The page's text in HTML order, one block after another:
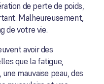
de perte de poids,
Malheureusement,
de votre vie.
avoir des
que la fatigue,
mauvaise peau, des